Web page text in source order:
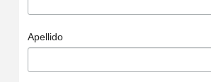
Apellido